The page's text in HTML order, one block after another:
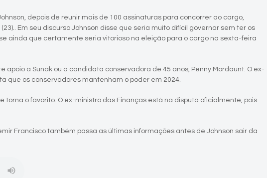
depois de reunir mais de 100 assinaturas para concorrer ao cargo,
Em seu discurso Johnson disse que seria muito difícil governar sem ter os
ainda que certamente seria vitorioso na eleição para o cargo na sexta-feira
apoio a Sunak ou a candidata conservadora de 45 anos, Penny Mordaunt. O ex-
que os conservadores mantenham o poder em 2024.
torna o favorito. O ex-ministro das Finanças está na disputa oficialmente, pois
Francisco também passa as últimas informações antes de Johnson sair da